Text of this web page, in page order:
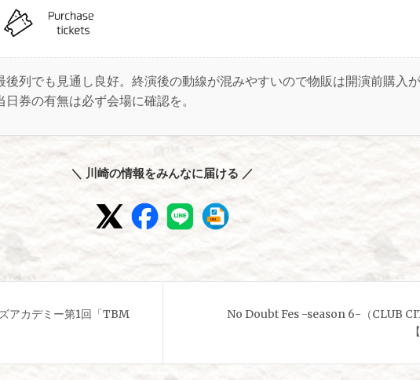
後列でも見通し良好。終演後の動線が混みやすいので物販は開演前購入
券の有無は必ず会場に確認を。
＼ 川崎の情報をみんなに届ける ／
アカデミー第1回「TBM
No Doubt Fes -season 6-（CLUB